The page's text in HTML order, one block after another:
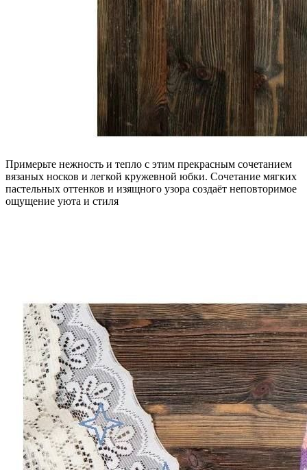
Примерьте нежность и тепло с этим прекрасным сочетанием
вязаных носков и легкой кружевной юбки. Сочетание мягких
пастельных оттенков и изящного узора создаёт неповторимое
ощущение уюта и стиля